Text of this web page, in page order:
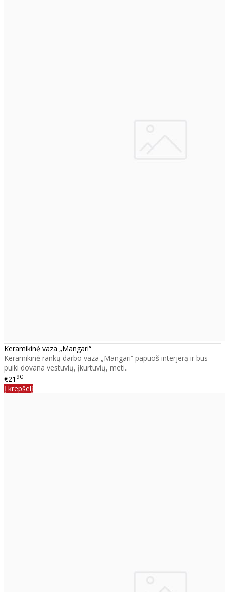
Keramikinė vaza „Mangari“
Keramikinė rankų darbo vaza „Mangari“ papuoš interjerą ir bus
puiki dovana vestuvių, įkurtuvių, meti..
€21 90
Į krepšelį